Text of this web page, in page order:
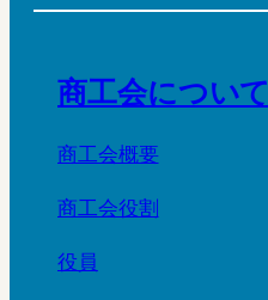
商工会について
商工会概要
商工会役割
役員